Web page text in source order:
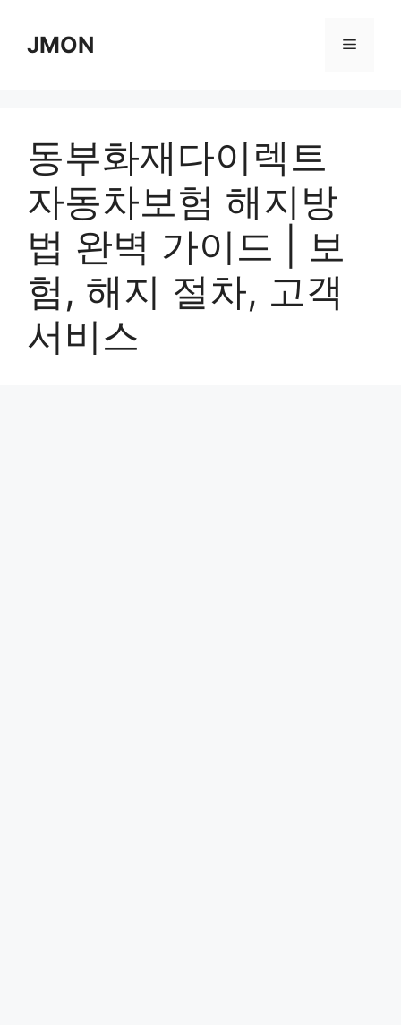
contentJMON Menu
동부화재다이렉트
자동차보험 해지방
법 완벽 가이드 | 보
험, 해지 절차, 고객
서비스